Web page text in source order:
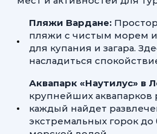
Пляжи Вардане:
пляжи с чистым морем
для купания и загара.
насладиться
Аквапарк «Наутилус» в
крупнейших аквапарков
каждый найдет
экстремальных горок до